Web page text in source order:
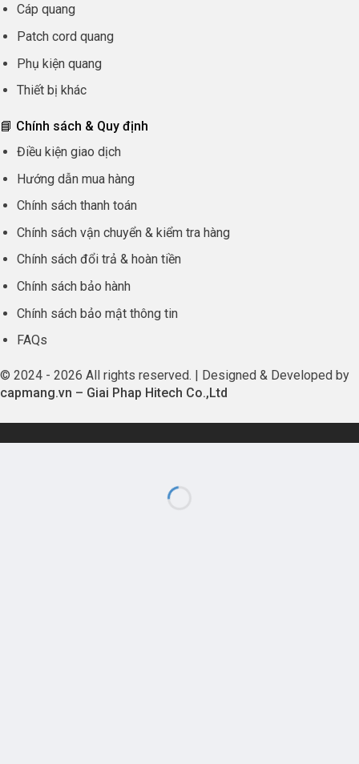
Cáp quang
Patch cord quang
Phụ kiện quang
Thiết bị khác
📘 Chính sách & Quy định
Điều kiện giao dịch
Hướng dẫn mua hàng
Chính sách thanh toán
Chính sách vận chuyển & kiểm tra hàng
Chính sách đổi trả & hoàn tiền
Chính sách bảo hành
Chính sách bảo mật thông tin
FAQs
© 2024 - 2026 All rights reserved. | Designed & Developed by
capmang.vn – Giai Phap Hitech Co.,Ltd